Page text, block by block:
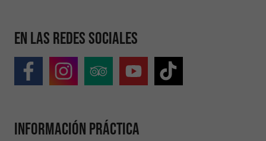
En las redes sociales
Información práctica